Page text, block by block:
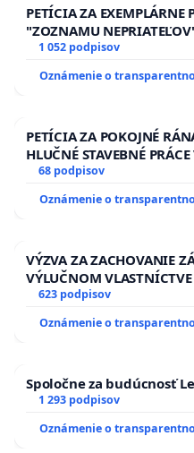
PETÍCIA ZA EXEMPLÁRNE
"ZOZNAMU
1 052 podpisov
Oznámenie o
PETÍCIA ZA POKOJNÉ
HLUČNÉ STAVEBNÉ
13.00 HOD., CEZ
HOD. A PRAVIDELNÁ
ĎUMBIERSKEJ/MAGU
68 podpisov
Oznámenie o
VÝZVA ZA ZACHOVANIE
VÝLUČNOM
SLOVENSKEJ
zanedbaného stavu
kanálov na Slovensku
623 podpisov
Oznámenie o
Spoločne za budúcnosť
1 293 podpisov
Oznámenie o